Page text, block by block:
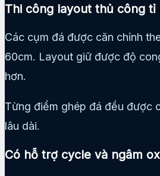
Thi công layout thủ công tỉ
Các cụm đá được căn chỉnh
60cm. Layout giữ được độ
hơn.
Từng điểm ghép đá đều được
lâu dài.
Có hỗ trợ cycle và ngâm